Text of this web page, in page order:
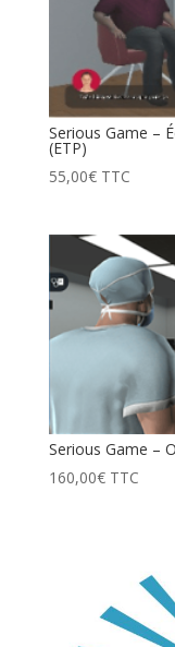
Serious Game –
(ETP)
55,00€ TTC
Serious Game –
160,00€ TTC